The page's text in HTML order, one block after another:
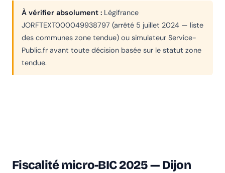
À vérifier absolument : Légifrance
JORFTEXT000049938797 (arrêté 5 juillet 2024 — liste
des communes zone tendue) ou simulateur Service-
Public.fr avant toute décision basée sur le statut zone
tendue.
Fiscalité micro-BIC 2025 — Dijon